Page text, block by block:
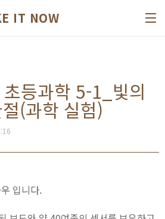
IT NOW
등과학 5-1_빛의
(과학 실험)
입니다.